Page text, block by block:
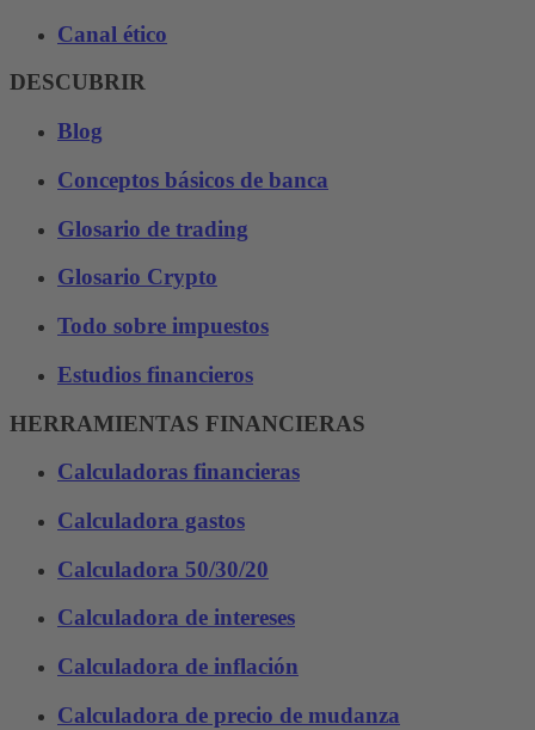
Canal ético
DESCUBRIR
Blog
Conceptos básicos de banca
Glosario de trading
Glosario Crypto
Todo sobre impuestos
Estudios financieros
HERRAMIENTAS FINANCIERAS
Calculadoras financieras
Calculadora gastos
Calculadora 50/30/20
Calculadora de intereses
Calculadora de inflación
Calculadora de precio de mudanza